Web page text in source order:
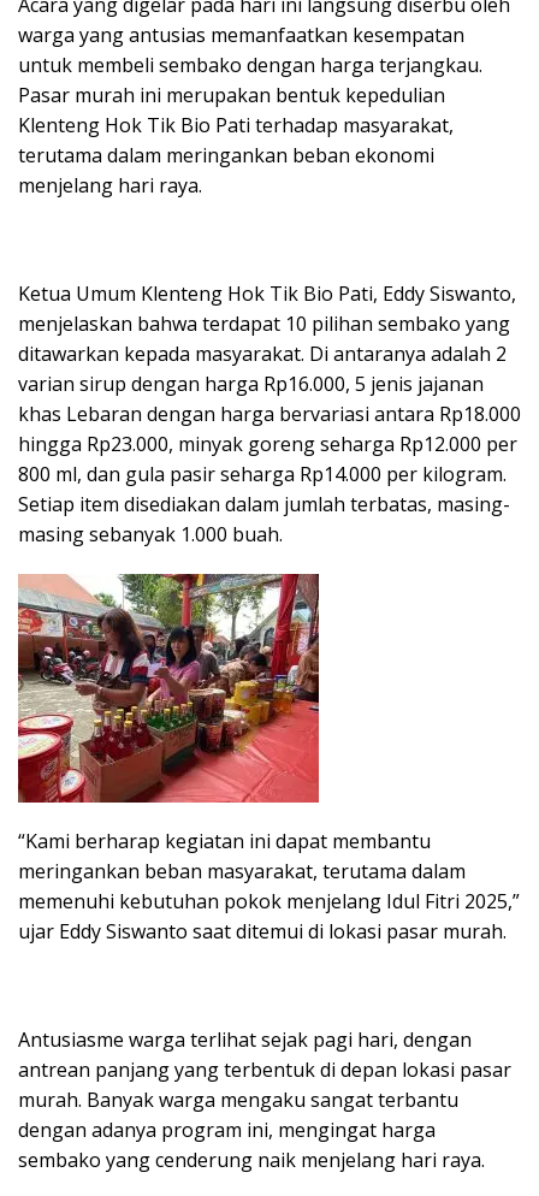
warga yang antusias memanfaatkan kesempatan
untuk membeli sembako dengan harga terjangkau.
Pasar murah ini merupakan bentuk kepedulian
Klenteng Hok Tik Bio Pati terhadap masyarakat,
terutama dalam meringankan beban ekonomi
menjelang hari raya.
Ketua Umum Klenteng Hok Tik Bio Pati, Eddy Siswanto,
menjelaskan bahwa terdapat 10 pilihan sembako yang
ditawarkan kepada masyarakat. Di antaranya adalah 2
varian sirup dengan harga Rp16.000, 5 jenis jajanan
khas Lebaran dengan harga bervariasi antara Rp18.000
hingga Rp23.000, minyak goreng seharga Rp12.000 per
800 ml, dan gula pasir seharga Rp14.000 per kilogram.
Setiap item disediakan dalam jumlah terbatas, masing-
masing sebanyak 1.000 buah.
“Kami berharap kegiatan ini dapat membantu
meringankan beban masyarakat, terutama dalam
memenuhi kebutuhan pokok menjelang Idul Fitri 2025,”
ujar Eddy Siswanto saat ditemui di lokasi pasar murah.
Antusiasme warga terlihat sejak pagi hari, dengan
antrean panjang yang terbentuk di depan lokasi pasar
murah. Banyak warga mengaku sangat terbantu
dengan adanya program ini, mengingat harga
sembako yang cenderung naik menjelang hari raya.